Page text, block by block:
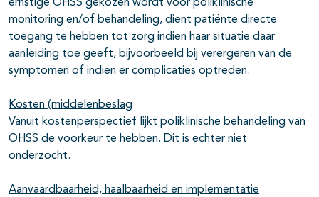
ernstige OHSS gekozen wordt voor poliklinische
monitoring en/of behandeling, dient patiënte directe
toegang te hebben tot zorg indien haar situatie daar
aanleiding toe geeft, bijvoorbeeld bij verergeren van de
symptomen of indien er complicaties optreden.
Kosten (middelenbeslag
Vanuit kostenperspectief lijkt poliklinische behandeling van
OHSS de voorkeur te hebben. Dit is echter niet
onderzocht.
Aanvaardbaarheid, haalbaarheid en implementatie